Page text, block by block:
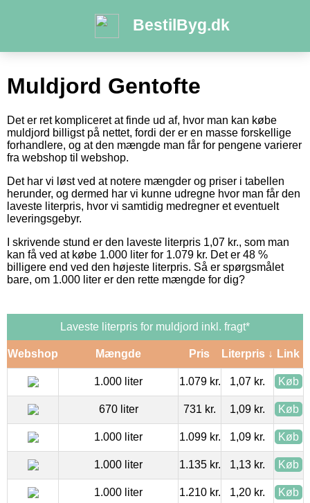
BestilByg.dk
Muldjord Gentofte
Det er ret kompliceret at finde ud af, hvor man kan købe
muldjord billigst på nettet, fordi der er en masse forskellige
forhandlere, og at den mængde man får for pengene varierer
fra webshop til webshop.
Det har vi løst ved at notere mængder og priser i tabellen
herunder, og dermed har vi kunne udregne hvor man får den
laveste literpris, hvor vi samtidig medregner et eventuelt
leveringsgebyr.
I skrivende stund er den laveste literpris 1,07 kr., som man
kan få ved at købe 1.000 liter for 1.079 kr. Det er 48 %
billigere end ved den højeste literpris. Så er spørgsmålet
bare, om 1.000 liter er den rette mængde for dig?
Laveste literpris for muldjord inkl. fragt*
Webshop Mængde Pris Literpris ↓ Link
1.000 liter 1.079 kr. 1,07 kr. Køb
670 liter 731 kr. 1,09 kr. Køb
1.000 liter 1.099 kr. 1,09 kr. Køb
1.000 liter 1.135 kr. 1,13 kr. Køb
1.000 liter 1.210 kr. 1,20 kr. Køb